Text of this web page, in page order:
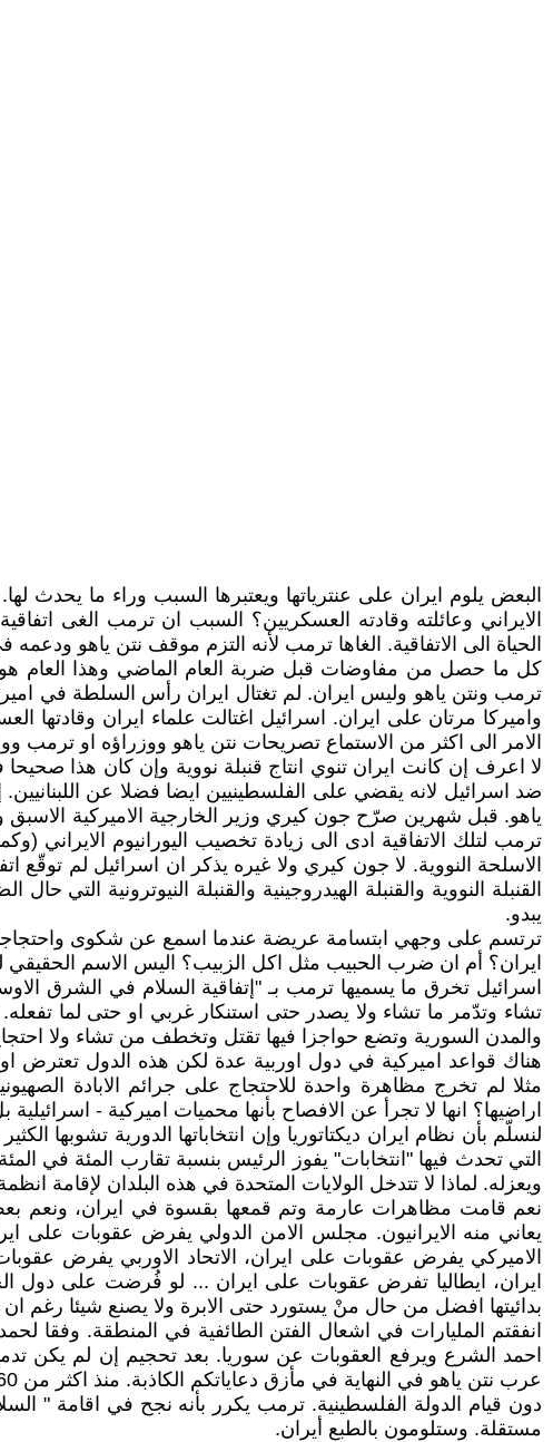
البعض يلوم ايران على عنترياتها ويعتبرها السبب وراء ما يحدث
الايراني وعائلته وقادته العسكريين؟ السبب ان ترمب الغى
الحياة الى الاتفاقية. الغاها ترمب لأنه التزم موقف نتن ياهو
كل ما حصل من مفاوضات قبل ضربة العام الماضي وهذا العام هو
ترمب ونتن ياهو وليس ايران. لم تغتال ايران رأس السلطة في
واميركا مرتان على ايران. اسرائيل اغتالت علماء ايران وقادتها
الامر الى اكثر من الاستماع تصريحات نتن ياهو ووزراؤه او ترمب
لا اعرف إن كانت ايران تنوي انتاج قنبلة نووية وإن كان هذا صحيحا
ضد اسرائيل لانه يقضي على الفلسطينيين ايضا فضلا عن اللبنانيين.
ياهو. قبل شهرين صرّح جون كيري وزير الخارجية الاميركية الاسبق
ترمب لتلك الاتفاقية ادى الى زيادة تخصيب اليورانيوم الايراني
القنبلة النووية والقنبلة الهيدروجينية والقنبلة النيوترونية
يبدو.
ترتسم على وجهي ابتسامة عريضة عندما اسمع عن شكوى
ايران؟ أم ان ضرب الحبيب مثل اكل الزبيب؟ اليس الاسم الحقيقي
اسرائيل تخرق ما يسميها ترمب بـ "إتفاقية السلام في الشرق
تشاء وتدّمر ما تشاء ولا يصدر حتى استنكار غربي او حتى لما
والمدن السورية وتضع حواجزا فيها تقتل وتخطف من تشاء ولا
هناك قواعد اميركية في دول اوربية عدة لكن هذه الدول تعترض
مثلا لم تخرج مظاهرة واحدة للاحتجاج على جرائم الابادة
اراضيها؟ انها لا تجرأ عن الافصاح بأنها محميات اميركية -
لنسلّم بأن نظام ايران ديكتاتوريا وإن انتخاباتها الدورية تشوبها
التي تحدث فيها "انتخابات" يفوز الرئيس بنسبة تقارب المئة في
ويعزله. لماذا لا تتدخل الولايات المتحدة في هذه البلدان لإقامة
نعم قامت مظاهرات عارمة وتم قمعها بقسوة في ايران، ونعم
يعاني منه الايرانيون. مجلس الامن الدولي يفرض عقوبات على
الاميركي يفرض عقوبات على ايران، الاتحاد الاوربي يفرض
ايران، ايطاليا تفرض عقوبات على ايران ... لو فُرضت على دول
بدائيتها افضل من حال منْ يستورد حتى الابرة ولا يصنع شيئا رغم ان
احمد الشرع ويرفع العقوبات عن سوريا. بعد تحجيم إن لم يكن
دون قيام الدولة الفلسطينية. ترمب يكرر بأنه نجح في اقامة "
مستقلة. وستلومون بالطبع أيران.